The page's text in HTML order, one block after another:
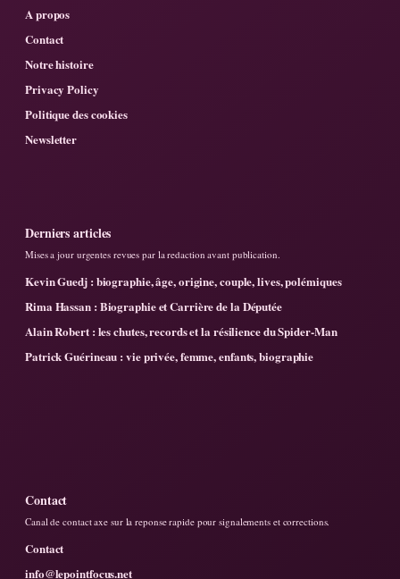
A propos
Contact
Notre histoire
Privacy Policy
Politique des cookies
Newsletter
Derniers articles
Mises a jour urgentes revues par la redaction avant publication.
Kevin Guedj : biographie, âge, origine, couple, lives, polémiques
Rima Hassan : Biographie et Carrière de la Députée
Alain Robert : les chutes, records et la résilience du Spider-Man
Patrick Guérineau : vie privée, femme, enfants, biographie
Contact
Canal de contact axe sur la reponse rapide pour signalements et corrections.
Contact
info@lepointfocus.net